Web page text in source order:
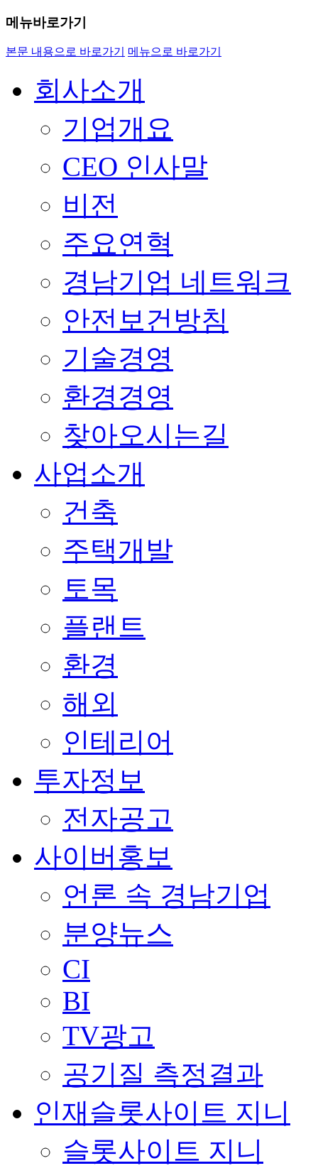
메뉴바로가기
본문 내용으로 바로가기 메뉴으로 바로가기
회사소개
기업개요
CEO 인사말
비전
주요연혁
경남기업 네트워크
안전보건방침
기술경영
환경경영
찾아오시는길
사업소개
건축
주택개발
토목
플랜트
환경
해외
인테리어
투자정보
전자공고
사이버홍보
언론 속 경남기업
분양뉴스
CI
BI
TV광고
공기질 측정결과
인재슬롯사이트 지니
슬롯사이트 지니